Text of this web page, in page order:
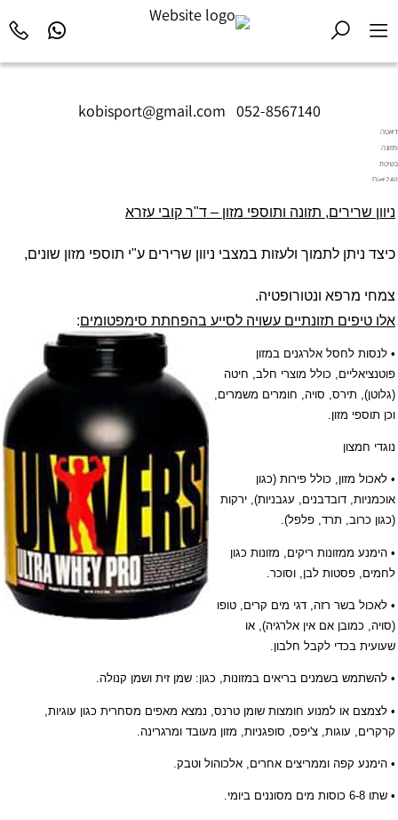
kobisport@gmail.com 052-8567140
דיאטה
ותזונה
בשיטת
Diet2All:
שמאחורי
ניוון שרירים, תזונה ותוספי מזון – ד"ר קובי עזרא
כיצד ניתן לתמוך ולעזות במצבי ניוון שרירים ע"י תוספי מזון שונים,
צמחי מרפא ונטורופטיה.
אלו טיפים תזונתיים עשויה לסייע בהפחתת סימפטומים:
• לנסות לחסל אלרגנים במזון
פוטנציאליים, כולל מוצרי חלב, חיטה
(גלוטן), תירס, סויה, חומרים משמרים,
וכן תוספי מזון.
נוגדי חמצון
• לאכול מזון, כולל פירות (כגון
אוכמניות, דובדבנים, עגבניות), ירקות
(כגון כרוב, תרד, פלפל).
• הימנע ממזונות ריקים, מזונות כגון
לחמים, פסטות לבן, וסוכר.
• לאכול בשר רזה, דגי מים קרים, טופו
(סויה, כמובן אם אין אלרגיה), או
שעועית בכדי לקבל חלבון.
• להשתמש בשמנים בריאים במזונות, כגון: שמן זית ושמן קנולה.
• לצמצם או למנוע חומצות שומן טרנס, נמצא מאפים מסחרית כגון עוגיות,
קרקרים, עוגות, צ'יפס, סופגניות, מזון מעובד ומרגרינה.
• הימנע קפה וממריצים אחרים, אלכוהול וטבק.
• שתו 6-8 כוסות מים מסוננים ביומי.